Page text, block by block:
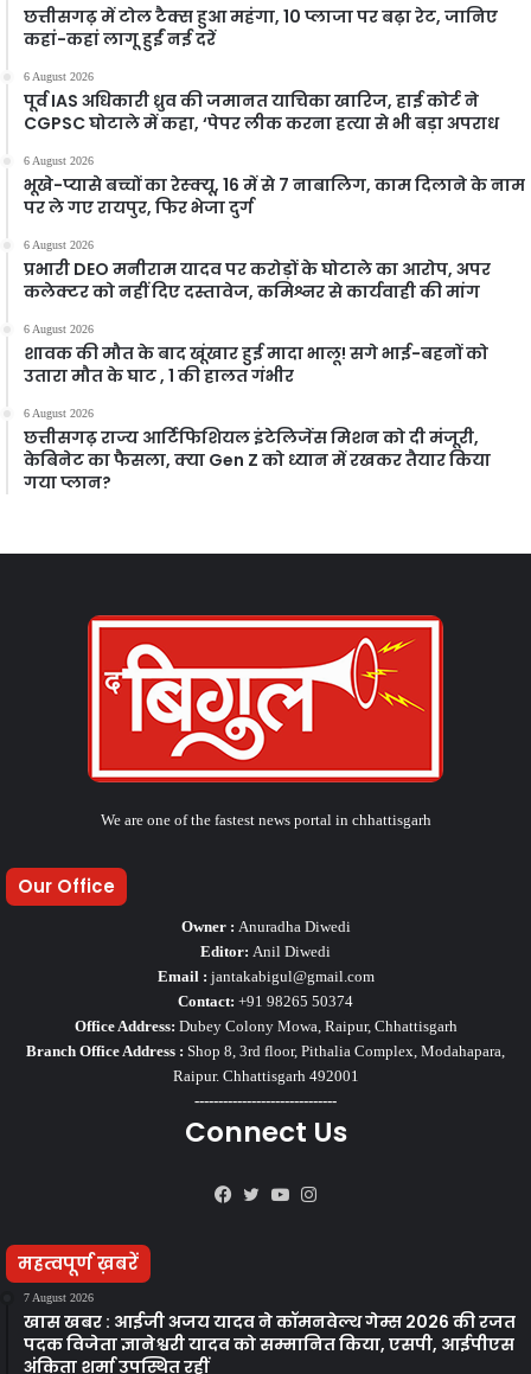
छत्तीसगढ़ में टोल टैक्स हुआ महंगा, 10 प्लाजा पर बढ़ा रेट, जानिए
कहां-कहां लागू हुईं नई दरें
6 August 2026
पूर्व IAS अधिकारी ध्रुव की जमानत याचिका खारिज, हाई कोर्ट ने
CGPSC घोटाले में कहा, ‘पेपर लीक करना हत्या से भी बड़ा अपराध
6 August 2026
भूखे-प्यासे बच्चों का रेस्क्यू, 16 में से 7 नाबालिग, काम दिलाने के नाम
पर ले गए रायपुर, फिर भेजा दुर्ग
6 August 2026
प्रभारी DEO मनीराम यादव पर करोड़ों के घोटाले का आरोप, अपर
कलेक्टर को नहीं दिए दस्तावेज, कमिश्नर से कार्यवाही की मांग
6 August 2026
शावक की मौत के बाद खूंखार हुई मादा भालू! सगे भाई-बहनों को
उतारा मौत के घाट , 1 की हालत गंभीर
6 August 2026
छत्तीसगढ़ राज्य आर्टिफिशियल इंटेलिजेंस मिशन को दी मंजूरी,
केबिनेट का फैसला, क्या Gen Z को ध्यान में रखकर तैयार किया
गया प्लान?
We are one of the fastest news portal in chhattisgarh
Our Office
Owner : Anuradha Diwedi
Editor: Anil Diwedi
Email : jantakabigul@gmail.com
Contact: +91 98265 50374
Office Address: Dubey Colony Mowa, Raipur, Chhattisgarh
Branch Office Address : Shop 8, 3rd floor, Pithalia Complex, Modahapara,
Raipur. Chhattisgarh 492001
------------------------------
Connect Us
Facebook
TwitterYouTube
महत्वपूर्ण ख़बरें
7 August 2026
खास खबर : आईजी अजय यादव ने कॉमनवेल्थ गेम्स 2026 की रजत
पदक विजेता ज्ञानेश्वरी यादव को सम्मानित किया, एसपी, आईपीएस
अंकिता शर्मा उपस्थित रहीं